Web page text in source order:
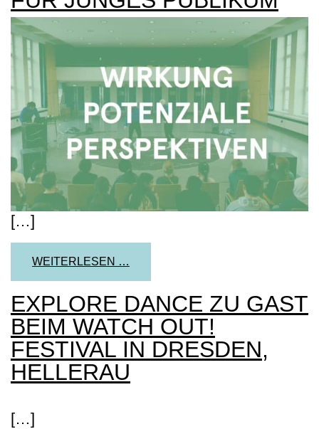
[…]
WEITERLESEN …
EXPLORE DANCE ZU GAST
BEIM WATCH OUT!
FESTIVAL IN DRESDEN,
HELLERAU
[…]